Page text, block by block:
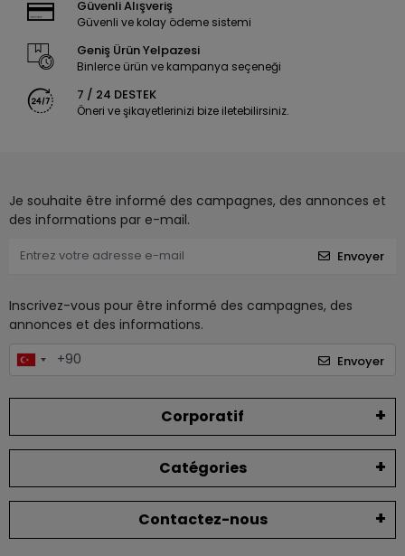
Güvenli Alışveriş
Güvenli ve kolay ödeme sistemi
Geniş Ürün Yelpazesi
Binlerce ürün ve kampanya seçeneği
7 / 24 DESTEK
Öneri ve şikayetlerinizi bize iletebilirsiniz.
Je souhaite être informé des campagnes, des annonces et
des informations par e-mail.
Envoyer
Inscrivez-vous pour être informé des campagnes, des
annonces et des informations.
Envoyer
Corporatif
Catégories
Contactez-nous